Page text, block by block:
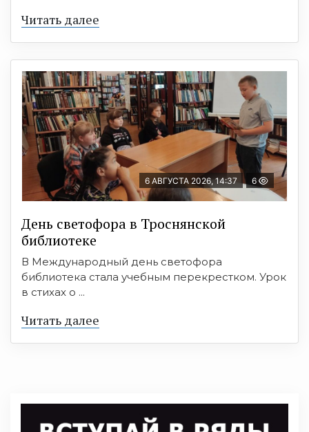
Читать далее
6 АВГУСТА 2026, 14:37 6
День светофора в Троснянской
библиотеке
В Международный день светофора
библиотека стала учебным перекрестком. Урок
в стихах о ...
Читать далее